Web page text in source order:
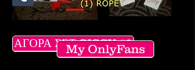
ΑΓΟΡΑ ΣΕΤ SISSY #2
My OnlyFans